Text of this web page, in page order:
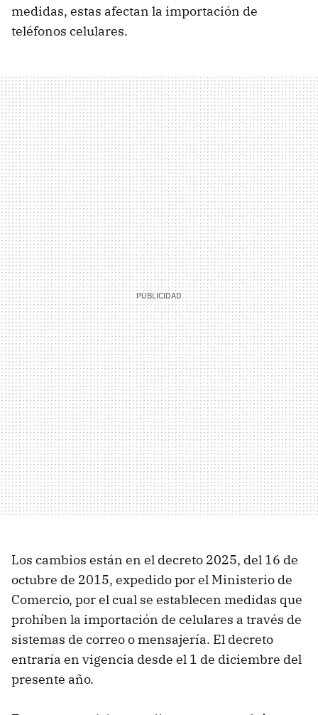
medidas, estas afectan la importación de
teléfonos celulares.
Los cambios están en el decreto 2025, del 16 de
octubre de 2015, expedido por el Ministerio de
Comercio, por el cual se establecen medidas que
prohíben la importación de celulares a través de
sistemas de correo o mensajería. El decreto
entraría en vigencia desde el 1 de diciembre del
presente año.